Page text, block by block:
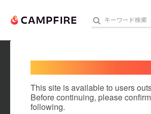
人気のプロジ
This site is available to users
Before continuing, please
following.